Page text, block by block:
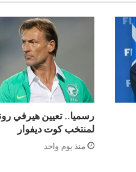
رسميا.. تعيين هيرفي
لمنتخب كوت ديفوار
منذ يوم واحد